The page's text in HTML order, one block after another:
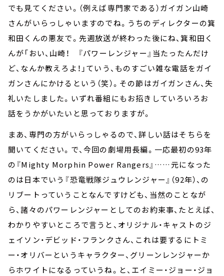
でも見てください。（例えば専門家である）ガイガン山崎
さんがいらっしゃいますのでね。うちのディレクターの箕
和田くんの悪友で。先週放送が終わった後にね、箕和田く
んが「おい、山崎！ 『パワーレンジャー』当たったんだけ
ど、なんか教えろよ！」ていう、ものすごい雑な電話をガイ
ガンさんにかけるという（笑）。その節はガイガンさん、失
礼いたしました。いずれ番組にもお招きしていろいろお
話をうかがいたいと思っておりますが。
まあ、専門の方がいらっしゃるので、詳しい話はそちらを
聞いてください。で、今回の劇場用長編。一応最初の93年
の『Mighty Morphin Power Rangers』……元になった
のは日本でいう『恐竜戦隊ジュウレンジャー』（92年）、の
リブートっていうことなんですけども、当然のことなが
ら、諸々のパワーレンジャーとしてのお約束事、たとえば、
わかりやすいところで言うと、オリジナル・キャストのジ
ェイソン・デビッド・フランクさん、これは要するにトミ
ー・オリバーというキャラクター、グリーンレンジャーか
らホワイトになるっていうね。と、エイミー・ジョー・ジョ